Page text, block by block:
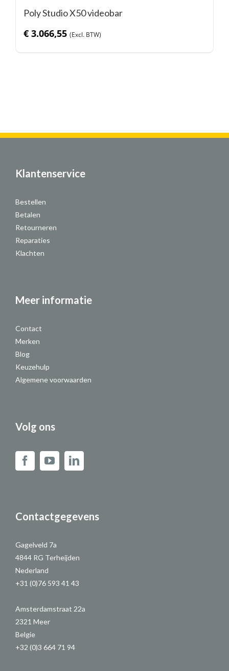
Poly Studio X50 videobar
€ 3.066,55
Klantenservice
Bestellen
Betalen
Retourneren
Reparaties
Klachten
Meer informatie
Contact
Merken
Blog
Keuzehulp
Algemene voorwaarden
Volg ons
Contactgegevens
Gagelveld 7a
4844 RG Terheijden
Nederland
+31 (0)76 593 41 43
Amsterdamstraat 22a
2321 Meer
Belgie
+32 (0)3 664 71 94